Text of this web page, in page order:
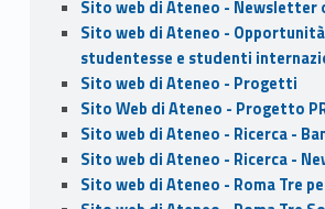
Sito web di Ateneo -
Sito web di Ateneo -
studentesse e studenti
Sito web di Ateneo - Progetti
Sito Web di Ateneo - Progetto
Sito web di Ateneo - Ricerca -
Sito web di Ateneo - Ricerca -
Sito web di Ateneo - Roma Tre